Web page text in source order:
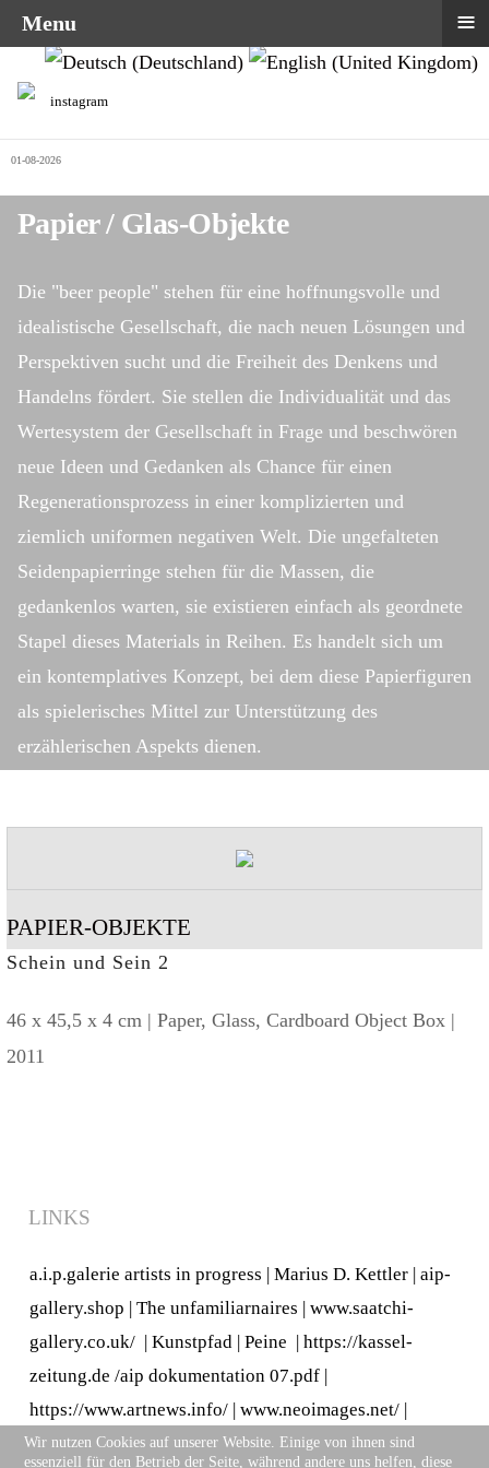
Sprache auswählen
instagram
01-08-2026
Papier / Glas-Objekte
Die "beer people" stehen für eine hoffnungsvolle und
idealistische Gesellschaft, die nach neuen Lösungen und
Perspektiven sucht und die Freiheit des Denkens und
Handelns fördert. Sie stellen die Individualität und das
Wertesystem der Gesellschaft in Frage und beschwören
neue Ideen und Gedanken als Chance für einen
Regenerationsprozess in einer komplizierten und
ziemlich uniformen negativen Welt. Die ungefalteten
Seidenpapierringe stehen für die Massen, die
gedankenlos warten, sie existieren einfach als geordnete
Stapel dieses Materials in Reihen. Es handelt sich um
ein kontemplatives Konzept, bei dem diese Papierfiguren
als spielerisches Mittel zur Unterstützung des
erzählerischen Aspekts dienen.
PAPIER-OBJEKTE
Schein und Sein 2
46 x 45,5 x 4 cm | Paper, Glass, Cardboard Object Box |
2011
LINKS
a.i.p.galerie artists in progress Marius D. Kettler aip-
gallery.shop
The unfamiliarnaires
www.saatchi-
gallery.co.uk/
Kunstpfad | Peine
https://kassel-
zeitung.de /aip dokumentation 07.pdf
https://www.artnews.info/ www.neoimages.net/
https://artistsspace.org/| www.musiker-und-
Wir nutzen Cookies auf unserer Website. Einige von ihnen sind
essenziell für den Betrieb der Seite, während andere uns helfen, diese
Menu ≡